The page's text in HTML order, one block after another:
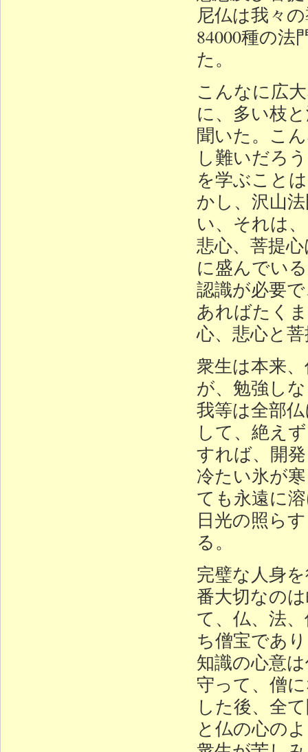
尼仏は我々
84000種の法
た。
こんなに広
に、多い枝
聞いた。こ
し難いだろ
を学ぶこと
かし、沢山
い、それは
悲心、菩提
に盛んでい
認識が必要
あればたく
心、悲心と
衆生は本来
が、勉強し
我等は全部
して、絶え
すれば、開
冷たい氷が
ても永遠に
日光の照ら
る。
完璧な人身
番大切なの
て、仏、法
ち僧宝であ
知識の心意
守って、僧
した後、全
と仏の心の